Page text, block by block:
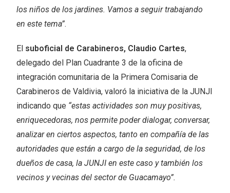
los niños de los jardines. Vamos a seguir trabajando
en este tema”.
El suboficial de Carabineros, Claudio Cartes,
delegado del Plan Cuadrante 3 de la oficina de
integración comunitaria de la Primera Comisaria de
Carabineros de Valdivia, valoró la iniciativa de la JUNJI
indicando que “estas actividades son muy positivas,
enriquecedoras, nos permite poder dialogar, conversar,
analizar en ciertos aspectos, tanto en compañía de las
autoridades que están a cargo de la seguridad, de los
dueños de casa, la JUNJI en este caso y también los
vecinos y vecinas del sector de Guacamayo”.